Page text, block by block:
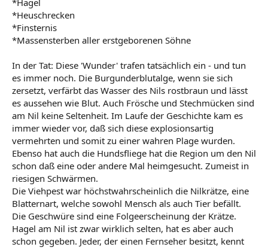
*Heuschrecken
*Finsternis
*Massensterben aller erstgeborenen Söhne
In der Tat: Diese 'Wunder' trafen tatsächlich ein - und tun
es immer noch. Die Burgunderblutalge, wenn sie sich
zersetzt, verfärbt das Wasser des Nils rostbraun und lässt
es aussehen wie Blut. Auch Frösche und Stechmücken sind
am Nil keine Seltenheit. Im Laufe der Geschichte kam es
immer wieder vor, daß sich diese explosionsartig
vermehrten und somit zu einer wahren Plage wurden.
Ebenso hat auch die Hundsfliege hat die Region um den Nil
schon daß eine oder andere Mal heimgesucht. Zumeist in
riesigen Schwärmen.
Die Viehpest war höchstwahrscheinlich die Nilkrätze, eine
Blatternart, welche sowohl Mensch als auch Tier befällt.
Die Geschwüre sind eine Folgeerscheinung der Krätze.
Hagel am Nil ist zwar wirklich selten, hat es aber auch
schon gegeben. Jeder, der einen Fernseher besitzt, kennt